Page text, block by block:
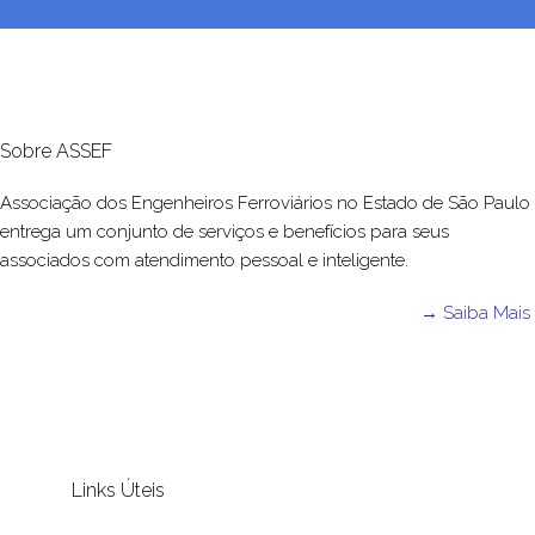
Sobre ASSEF
Associação dos Engenheiros Ferroviários no Estado de São Paulo
entrega um conjunto de serviços e benefícios para seus
associados com atendimento pessoal e inteligente.
→ Saiba Mais
Links Úteis